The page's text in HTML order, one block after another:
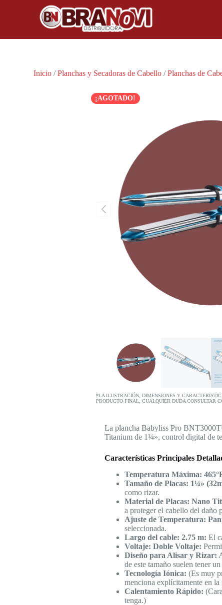
Inicio /Planchas y Secadoras de Cabello /Planchas de
¡AGOTADO!
*LA ILUSTRACIÓN, DIMENSIONES Y
PRODUCTO FINAL, CUALQUIER DUDA CONSULTAR
La plancha Babyliss Pro
Titanium de 1¼», control digital de
Características Principales
Temperatura Máxima:
Tamaño de Placas: 1¼»
como rizar.
Material de Placas: Nano
a proteger el cabello del daño
Ajuste de Temperatura:
seleccionada.
Largo del cable: 2.75 m: El
Voltaje: Doble Voltaje:
Diseño para Alisar y Rizar:
de este tamaño suelen tener
Tecnología Iónica: (Es muy
menciona explícitamente en
Calentamiento Rápido:
tenga.)